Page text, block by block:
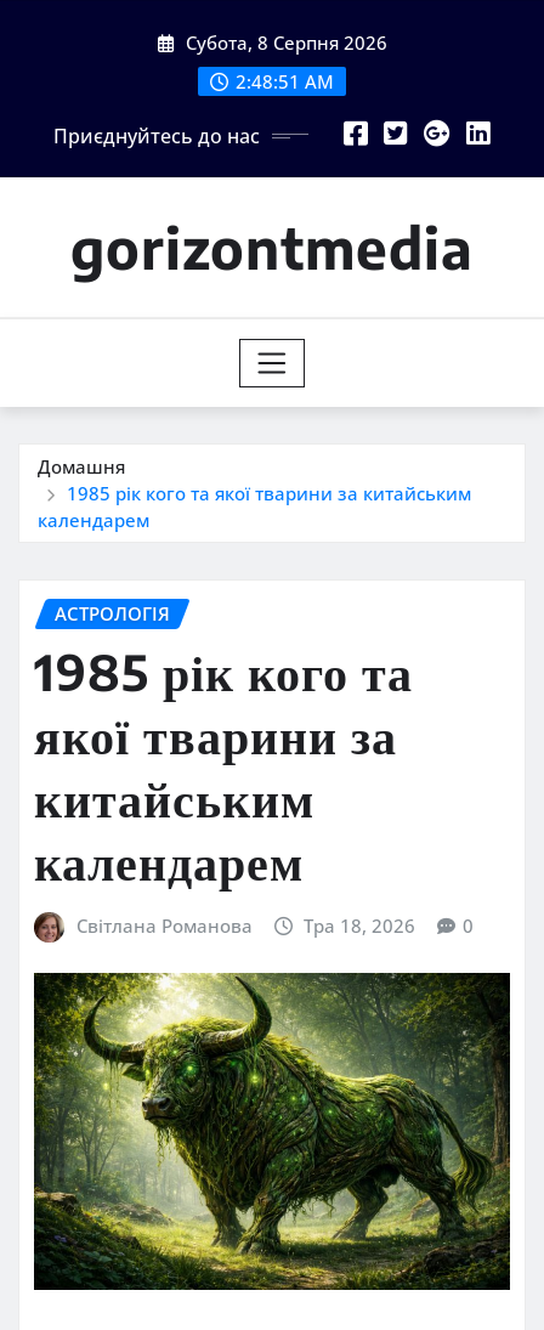
Субота, 8 Серпня 2026
2:48:53 AM
Приєднуйтесь до нас
gorizontmedia
Домашня
1985 рік кого та якої тварини за китайським
календарем
АСТРОЛОГІЯ
1985 рік кого та
якої тварини за
китайським
календарем
Світлана Романова Тра 18, 2026 0